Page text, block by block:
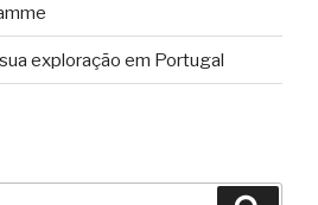
exploração em Portugal